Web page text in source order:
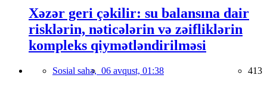
Xəzər geri çəkilir: su balansına dair
risklərin, nəticələrin və zəifliklərin
kompleks qiymətləndirilməsi
Sosial sahə, 06 avqust, 01:38 413